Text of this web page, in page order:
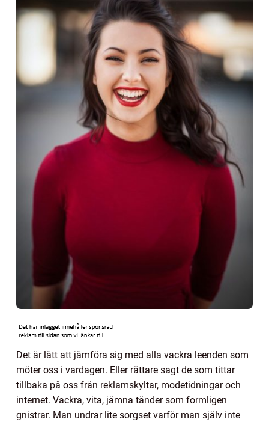
Det är lätt att jämföra sig med alla vackra leenden som
möter oss i vardagen. Eller rättare sagt de som tittar
tillbaka på oss från reklamskyltar, modetidningar och
internet. Vackra, vita, jämna tänder som formligen
gnistrar. Man undrar lite sorgset varför man själv inte